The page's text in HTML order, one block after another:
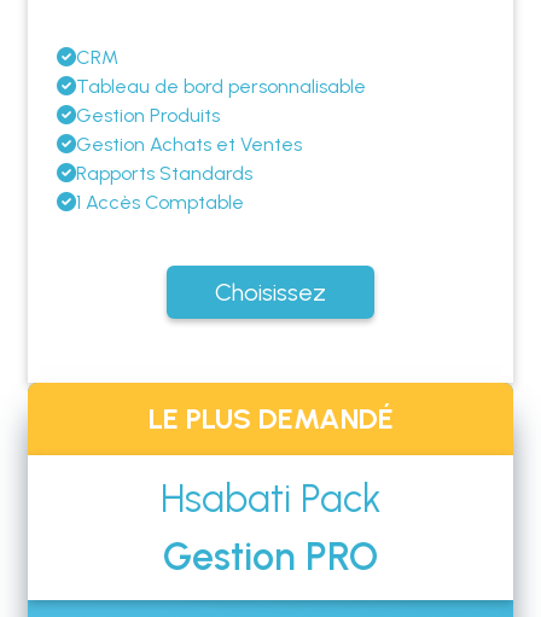
CRM
Tableau de bord personnalisable
Gestion Produits
Gestion Achats et Ventes
Rapports Standards
1 Accès Comptable
Choisissez
LE PLUS DEMANDÉ
Hsabati Pack
Gestion PRO